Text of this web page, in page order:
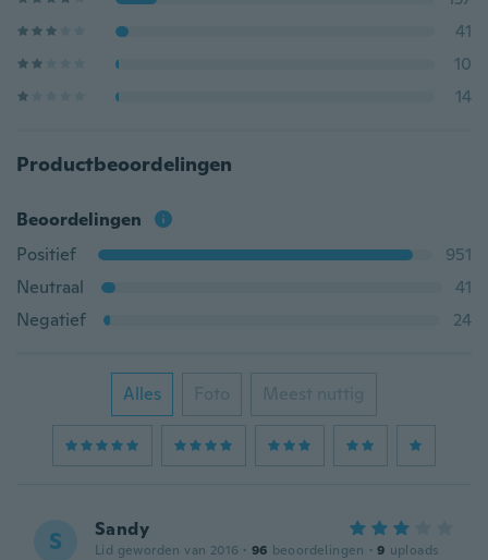
41
10
14
Productbeoordelingen
Beoordelingen
Positief
951
Neutraal
41
Negatief
24
Alles Foto Meest nuttig
S Sandy
Lid geworden van 2016 · 96 beoordelingen · 9 uploads